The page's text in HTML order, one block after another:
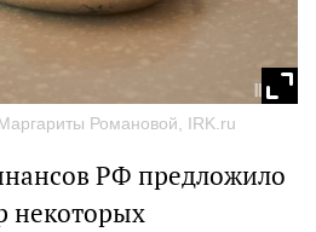
Романовой, IRK.ru
РФ предложило
некоторых